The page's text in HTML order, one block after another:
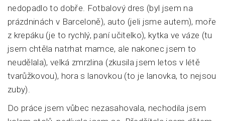
nedopadlo to dobře. Fotbalový dres (byl jsem na
prázdninách v Barceloně), auto (jeli jsme autem), moře
z krepáku (je to rychlý, paní učitelko), kytka ve váze (tu
jsem chtěla natrhat mamce, ale nakonec jsem to
neudělala), velká zmrzlina (zkusila jsem letos v létě
tvarůžkovou), hora s lanovkou (to je lanovka, to nejsou
zuby).
Do práce jsem vůbec nezasahovala, nechodila jsem